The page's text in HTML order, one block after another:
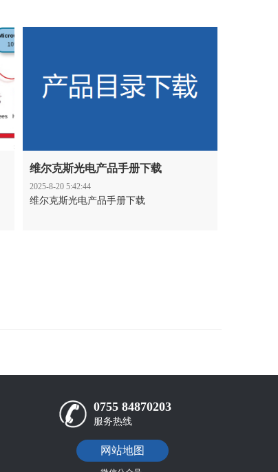
维尔克斯光电产品手册下载
2025-8-20 5:42:44
维尔克斯光电产品手册下载
0755 84870203
服务热线
网站地图